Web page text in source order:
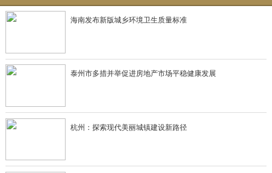
海南发布新版城乡环境卫生质量标准
泰州市多措并举促进房地产市场平稳健康发展
杭州：探索现代美丽城镇建设新路径